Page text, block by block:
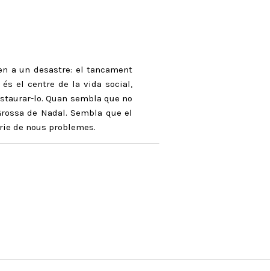
a un desastre: el tancament
el centre de la vida social,
lo. Quan sembla que no
de Nadal. Sembla que el
de nous problemes.